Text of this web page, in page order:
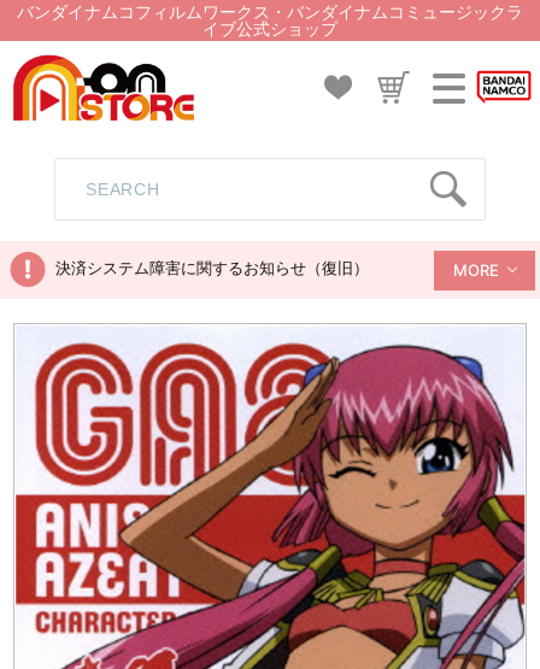
バンダイナムコフィルムワークス・バンダイナムコミュージックラ
イブ公式ショップ
決済システム障害に関するお知らせ（復旧） MORE